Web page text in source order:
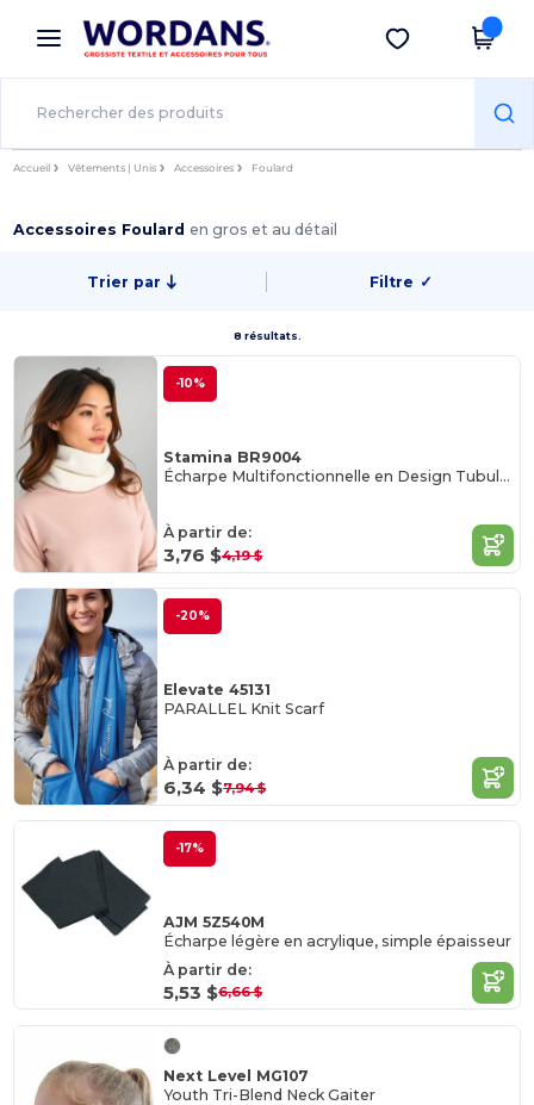
× Appli Wordans
Meilleurs prix sur l’app !
Obtenir l'appli
Accueil Vêtements | Unis Accessoires Foulard
Accessoires Foularden gros et au détail
Trier par Filtre ✓
8 résultats.
-10%
Stamina BR9004
Écharpe Multifonctionnelle en Design Tubulaire
À partir de:
3,76 $4,19 $
-20%
Elevate 45131
PARALLEL Knit Scarf
À partir de:
6,34 $7,94 $
-17%
AJM 5Z540M
Écharpe légère en acrylique, simple épaisseur
À partir de:
5,53 $6,66 $
Next Level MG107
Youth Tri-Blend Neck Gaiter